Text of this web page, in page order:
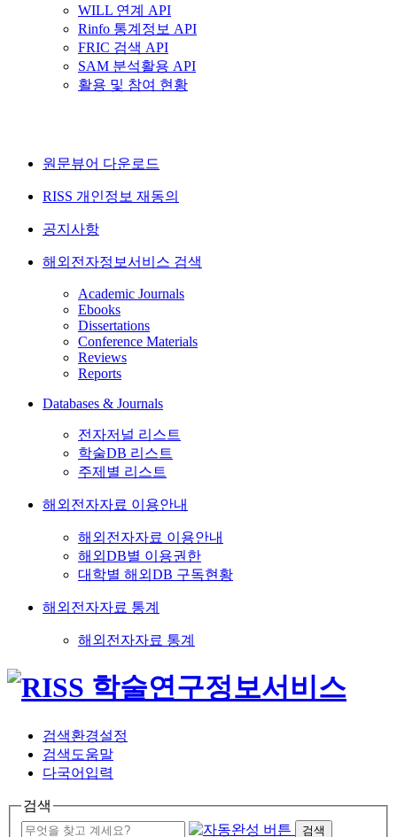
WILL 연계 API
Rinfo 통계정보 API
FRIC 검색 API
SAM 분석활용 API
활용 및 참여 현황
원문뷰어 다운로드
RISS 개인정보 재동의
공지사항
해외전자정보서비스 검색
Academic Journals
Ebooks
Dissertations
Conference Materials
Reviews
Reports
Databases & Journals
전자저널 리스트
학술DB 리스트
주제별 리스트
해외전자자료 이용안내
해외전자자료 이용안내
해외DB별 이용권한
대학별 해외DB 구독현황
해외전자자료 통계
해외전자자료 통계
검색환경설정
검색도움말
다국어입력
검색
검색